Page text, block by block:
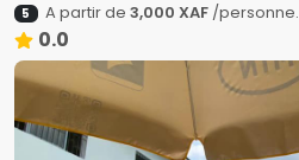
5 A partir de 3,000 XAF/personne.
0.0